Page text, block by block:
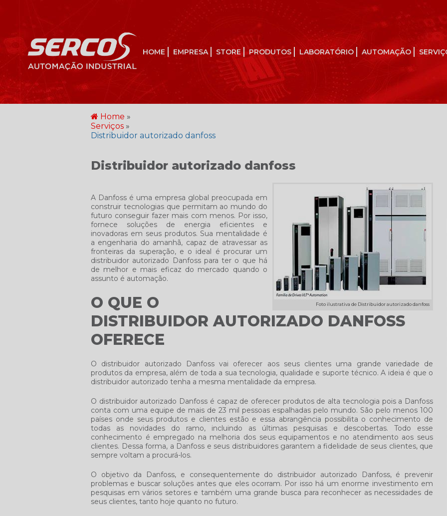
HOME EMPRESA STORE PRODUTOS LABORATÓRIO AUTOMAÇÃO
Home »
Serviços »
Distribuidor autorizado danfoss
Distribuidor autorizado danfoss
Foto ilustrativa de Distribuidor autorizado danfoss
A Danfoss é uma empresa global preocupada em
construir tecnologias que permitam ao mundo do
futuro conseguir fazer mais com menos. Por isso,
fornece soluções de energia eficientes e
inovadoras em seus produtos. Sua mentalidade é
a engenharia do amanhã, capaz de atravessar as
fronteiras da superação, e o ideal é procurar um
distribuidor autorizado Danfosspara ter o que há
de melhor e mais eficaz do mercado quando o
assunto é automação.
O QUE O
DISTRIBUIDOR AUTORIZADO DANFOSS
OFERECE
O distribuidor autorizado Danfossvai oferecer aos seus clientes uma grande variedade de
produtos da empresa, além de toda a sua tecnologia, qualidade e suporte técnico. A ideia é que o
distribuidor autorizado tenha a mesma mentalidade da empresa.
O distribuidor autorizado Danfoss é capaz de oferecer produtos de alta tecnologia pois a Danfoss
conta com uma equipe de mais de 23 mil pessoas espalhadas pelo mundo. São pelo menos 100
países onde seus produtos e clientes estão e essa abrangência possibilita o conhecimento de
todas as novidades do ramo, incluindo as últimas pesquisas e descobertas. Todo esse
conhecimento é empregado na melhoria dos seus equipamentos e no atendimento aos seus
clientes. Dessa forma, a Danfoss e seus distribuidores garantem a fidelidade de seus clientes, que
sempre voltam a procurá-los.
O objetivo da Danfoss, e consequentemente do distribuidor autorizado Danfoss, é prevenir
problemas e buscar soluções antes que eles ocorram. Por isso há um enorme investimento em
pesquisas em vários setores e também uma grande busca para reconhecer as necessidades de
seus clientes, tanto hoje quanto no futuro.